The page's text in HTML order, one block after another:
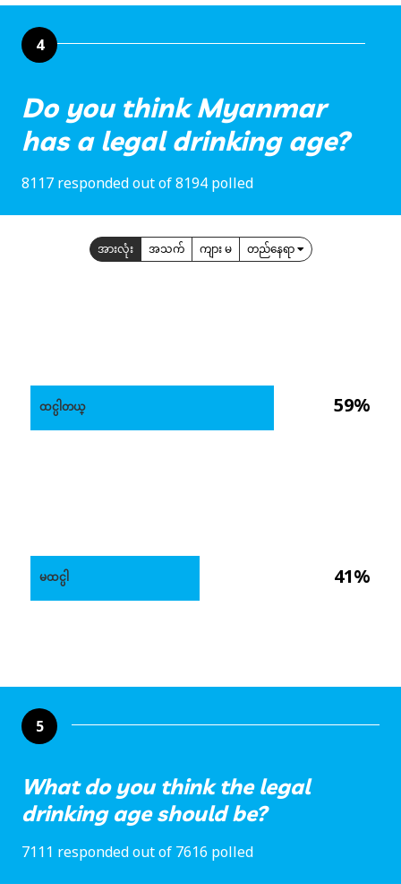
4
Do you think Myanmar
has a legal drinking age?
8117 responded out of 8194 polled
အားလုံး အသက် ကျား မ တည်နေရာ
59%
41%
ထင္ပါတယ္
မထင္ပါ
5
What do you think the legal
drinking age should be?
7111 responded out of 7616 polled